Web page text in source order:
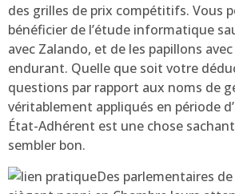
des grilles de prix compétitifs. Vous
bénéficier de l’étude informatique
avec Zalando, et de les papillons
endurant. Quelle que soit votre
questions par rapport aux noms de
véritablement appliqués en période
État-Adhérent est une chose
sembler bon.
Des parlementaires